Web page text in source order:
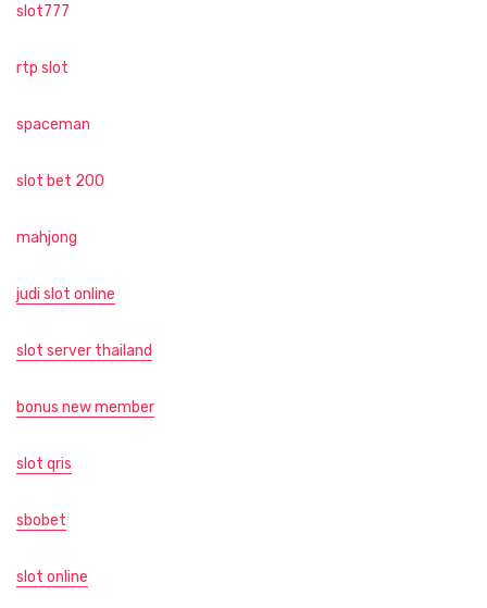
slot777
rtp slot
spaceman
slot bet 200
mahjong
judi slot online
slot server thailand
bonus new member
slot qris
sbobet
slot online